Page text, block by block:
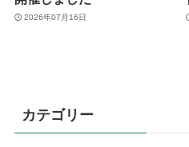
2026年07月16日
カテゴリー